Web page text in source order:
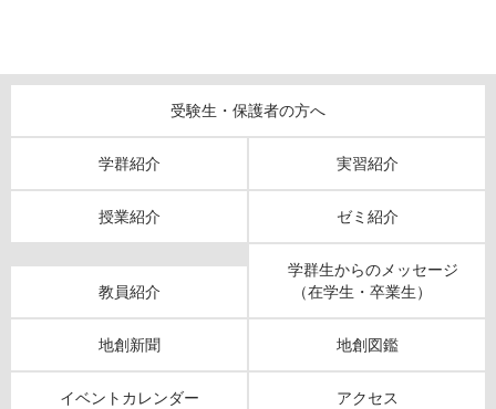
受験生・保護者の方へ
学群紹介 実習紹介
授業紹介 ゼミ紹介
教員紹介
学群生からのメッセージ
（在学生・卒業生）
地創新聞 地創図鑑
イベントカレンダー アクセス